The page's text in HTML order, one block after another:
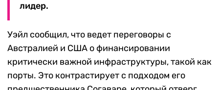
лидер.
Уэйл сообщил, что ведет переговоры с
Австралией и США о финансировании
критически важной инфраструктуры, такой как
порты. Это контрастирует с подходом его